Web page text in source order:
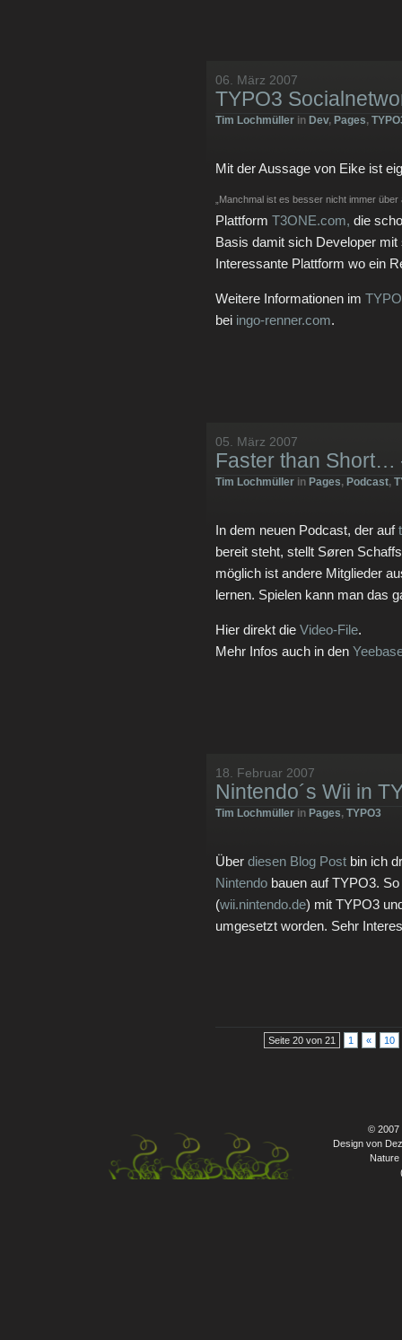
06. März 2007
TYPO3
Tim Lochmüller in Dev, Pages,
Mit der Aussage von Eike
„Manchmal ist es besser nicht immer
ist
Plattform T3ONE.com, die
Basis damit sich Developer
Interessante Plattform wo ein
Weitere Informationen im
bei ingo-renner.com.
05. März 2007
Faster than Short…
Tim Lochmüller in Pages, Podcast,
In dem neuen Podcast, der auf
bereit steht, stellt Søren
möglich ist andere Mitglieder
lernen. Spielen kann man das
Hier direkt die Video-File.
Mehr Infos auch in den
18. Februar 2007
Nintendo´s Wii in
Tim Lochmüller in Pages, TYPO3
Über diesen Blog Post bin ich
Nintendo bauen auf TYPO3.
(wii.nintendo.de) mit TYPO3
umgesetzt worden. Sehr
Seite 20 von 21 1 « 10
© 2007
Design von
Nature